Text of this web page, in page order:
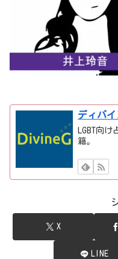
ディバ
LGBT向け
籍。
X
LINE